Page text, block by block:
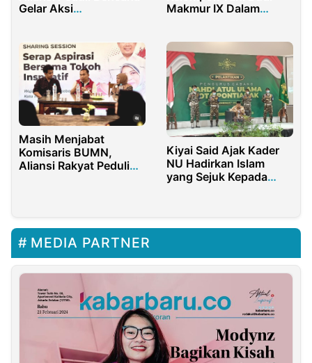
Gelar Aksi
Makmur IX Dalam
Huntu Selatan
Masih Menjabat
Komisaris BUMN,
Aliansi Rakyat Peduli
Kiyai Said Ajak Kader
NU Hadirkan Islam
yang Sejuk Kepada
MEDIA PARTNER